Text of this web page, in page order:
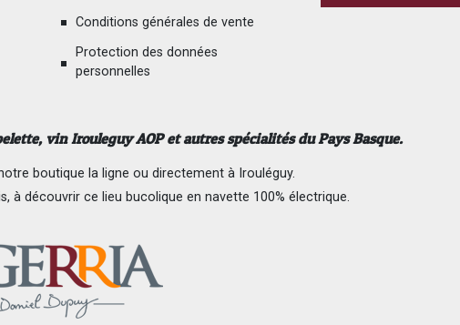
Conditions générales de vente
Protection des données
personnelles
, vin Irouleguy AOP et autres spécialités du Pays Basque.
boutique la ligne ou directement à Irouléguy.
à découvrir ce lieu bucolique en navette 100% électrique.